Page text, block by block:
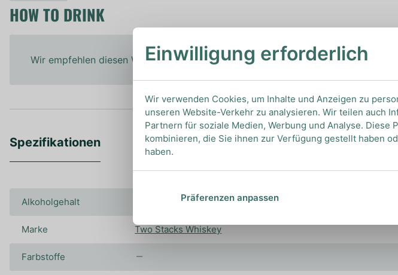
HOW TO DRINK
Wir empfehlen diesen Whiskey pur zu genießen, um all seine Aromen optimal
Spezifikationen
Alkoholgehalt
Marke Two Stacks Whiskey
Farbstoffe
Einwilligung erforderlich
Wir verwenden Cookies, um Inhalte und Anzeigen zu
unseren Website-Verkehr zu analysieren. Wir teilen auch
Partnern für soziale Medien, Werbung und Analyse.
kombinieren, die Sie ihnen zur Verfügung gestellt haben
haben.
Präferenzen anpassen